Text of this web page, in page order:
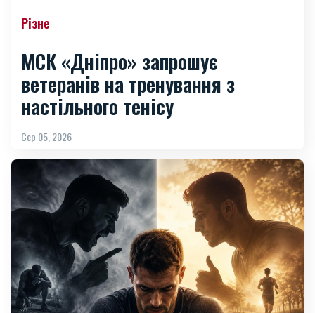
Різне
МСК «Дніпро» запрошує
ветеранів на тренування з
настільного тенісу
Сер 05, 2026